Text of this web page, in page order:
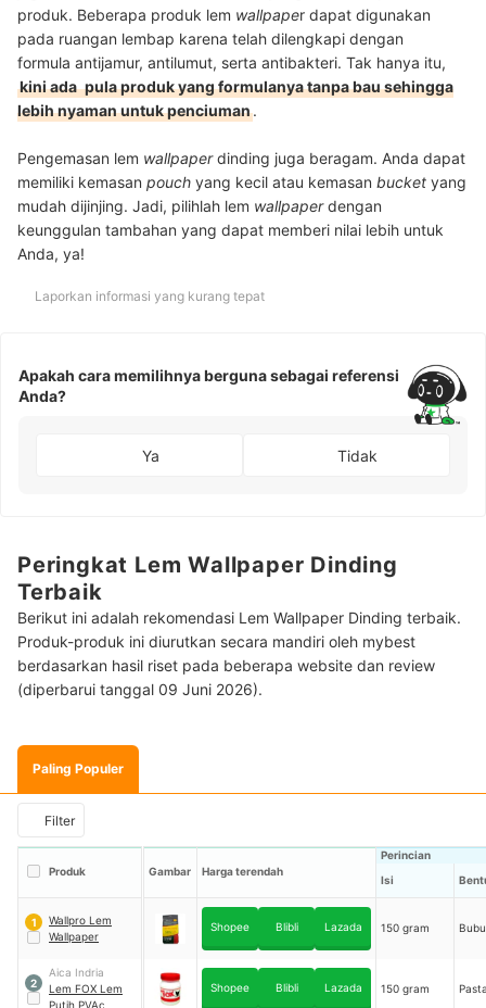
produk. Beberapa produk lem wallpaper dapat digunakan
pada ruangan lembap karena telah dilengkapi dengan
formula antijamur, antilumut, serta antibakteri. Tak hanya itu,
kini ada pula produk yang formulanya tanpa bau sehingga
lebih nyaman untuk penciuman.
Pengemasan lem wallpaperdinding juga beragam. Anda dapat
memiliki kemasan pouch yang kecil atau kemasan bucket yang
mudah dijinjing. Jadi, pilihlah lem wallpaperdengan
keunggulan tambahan yang dapat memberi nilai lebih untuk
Anda, ya!
Laporkan informasi yang kurang tepat
Apakah cara memilihnya berguna sebagai referensi
Anda?
Ya Tidak
Peringkat Lem Wallpaper Dinding
Terbaik
Berikut ini adalah rekomendasi Lem Wallpaper Dinding terbaik.
Produk-produk ini diurutkan secara mandiri oleh mybest
berdasarkan hasil riset pada beberapa website dan review
(diperbarui tanggal 09 Juni 2026).
Paling Populer
Filter
Produk Gambar Harga terendah
Perincian
Isi
1
Wallpro Lem
Wallpaper
Shopee Blibli Lazada 150 gram
2
Aica Indria
Lem FOX Lem
Putih PVAc
Shopee Blibli Lazada 150 gram